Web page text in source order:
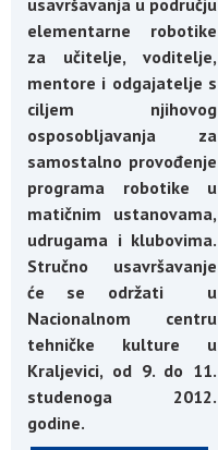
elementarne robotike
za učitelje, voditelje,
mentore i odgajatelje s
ciljem njihovog
osposobljavanja za
samostalno provođenje
programa robotike u
matičnim ustanovama,
udrugama i klubovima.
Stručno usavršavanje
će se održati u
Nacionalnom centru
tehničke kulture u
Kraljevici, od 9. do 11.
studenoga 2012.
godine.